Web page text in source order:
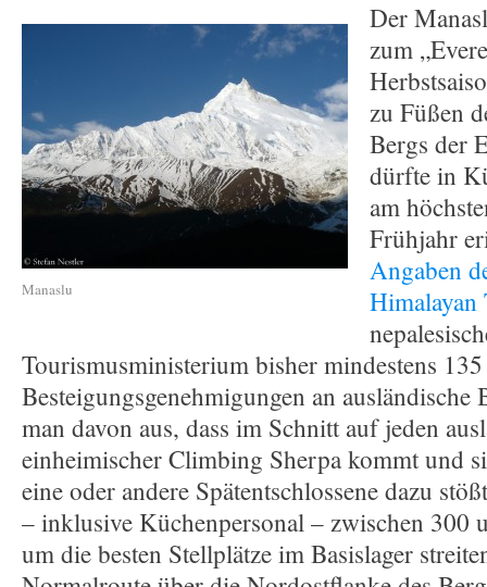
Manaslu
Der
zum
zu Füßen
Bergs der
dürfte in
am
Frühjahr
Angaben
Himalayan
Tourismusministerium bisher mindestens 135
Besteigungsgenehmigungen an ausländische
man davon aus, dass im Schnitt auf jeden
einheimischer Climbing Sherpa kommt und
eine oder andere Spätentschlossene dazu
– inklusive Küchenpersonal – zwischen 300
um die besten Stellplätze im Basislager